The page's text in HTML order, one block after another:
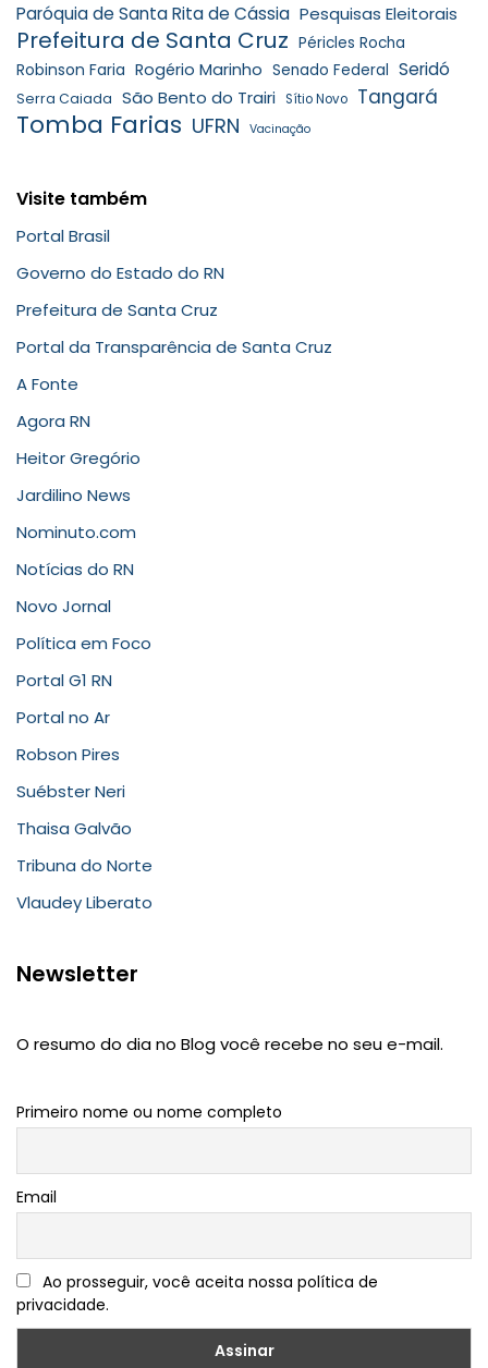
Paróquia de Santa Rita de Cássia Pesquisas Eleitorais
Prefeitura de Santa Cruz Péricles Rocha
Robinson Faria Rogério Marinho Senado Federal Seridó
Serra Caiada São Bento do Trairi Sítio Novo Tangará
Tomba Farias UFRN Vacinação
Visite também
Portal Brasil
Governo do Estado do RN
Prefeitura de Santa Cruz
Portal da Transparência de Santa Cruz
A Fonte
Agora RN
Heitor Gregório
Jardilino News
Nominuto.com
Notícias do RN
Novo Jornal
Política em Foco
Portal G1 RN
Portal no Ar
Robson Pires
Suébster Neri
Thaisa Galvão
Tribuna do Norte
Vlaudey Liberato
Newsletter
O resumo do dia no Blog você recebe no seu e-mail.
Primeiro nome ou nome completo
Email
Ao prosseguir, você aceita nossa política de
privacidade.